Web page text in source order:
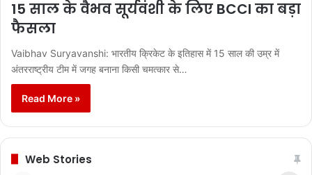
15 साल के वैभव सूर्यवंशी के लिए BCCI का बड़ा
फैसला
Vaibhav Suryavanshi: भारतीय क्रिकेट के इतिहास में 15 साल की उम्र में
अंतरराष्ट्रीय टीम में जगह बनाना किसी चमत्कार से…
Read More »
Web Stories